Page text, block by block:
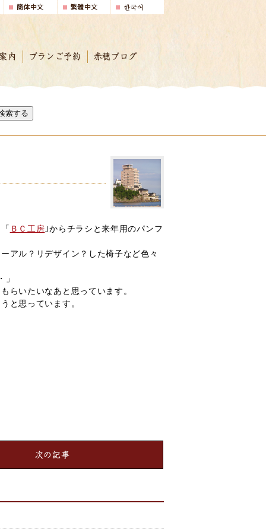
内 プランご予約 赤穂ブログ
索する
ＢＣ工房 ｣からチラシと来年用のパンフ
アル？リデザイン？した椅子など色々
らいたいなあと思っています。
と思っています。
次の記事